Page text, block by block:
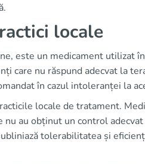
locale
este un medicament utilizat
care nu răspund adecvat la
în cazul intoleranței la
locale de tratament.
nu au obținut un control
tolerabilitatea și